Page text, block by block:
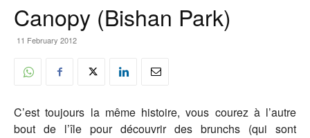
Singapore
Canopy (Bishan Park)
11 February 2012
C’est toujours la même histoire, vous courez à l’autre
bout de l’île pour découvrir des brunchs (qui sont